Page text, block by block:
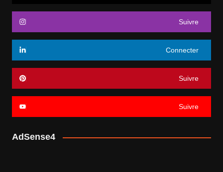
Suivre
Connecter
Suivre
Suivre
AdSense4